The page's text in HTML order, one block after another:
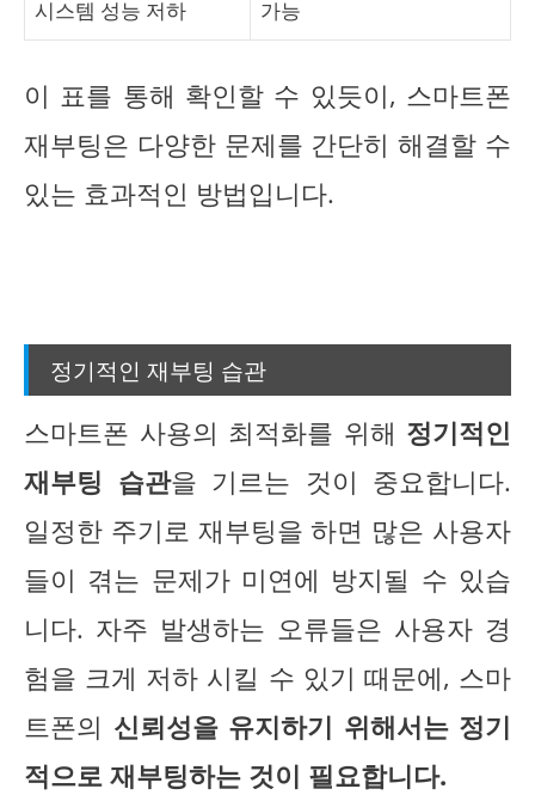
시스템 성능 저하 가능
이 표를 통해 확인할 수 있듯이, 스마트폰
재부팅은 다양한 문제를 간단히 해결할 수
있는 효과적인 방법입니다.
정기적인 재부팅 습관
스마트폰 사용의 최적화를 위해 정기적인
재부팅 습관을 기르는 것이 중요합니다.
일정한 주기로 재부팅을 하면 많은 사용자
들이 겪는 문제가 미연에 방지될 수 있습
니다. 자주 발생하는 오류들은 사용자 경
험을 크게 저하 시킬 수 있기 때문에, 스마
트폰의 신뢰성을 유지하기 위해서는 정기
적으로 재부팅하는 것이 필요합니다.